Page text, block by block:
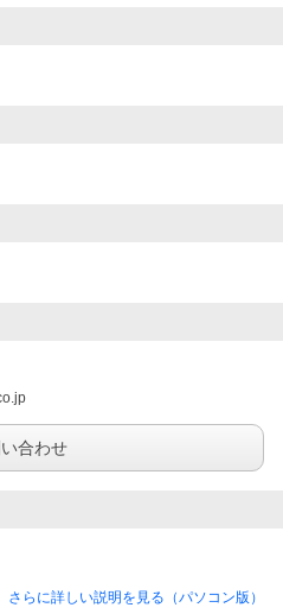
合わせ
さらに詳しい説明を見る（パソコン版）